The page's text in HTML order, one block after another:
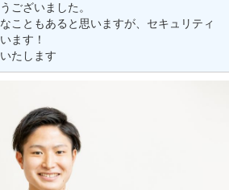
ございました。
こともあると思いますが、セキュリティ
ます！
たします